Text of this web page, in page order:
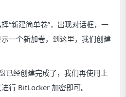
“新建简单卷”，出现对话框，一
一个新加卷，到这里，我们创建
已经创建完成了，我们再使用上
行 BitLocker 加密即可。